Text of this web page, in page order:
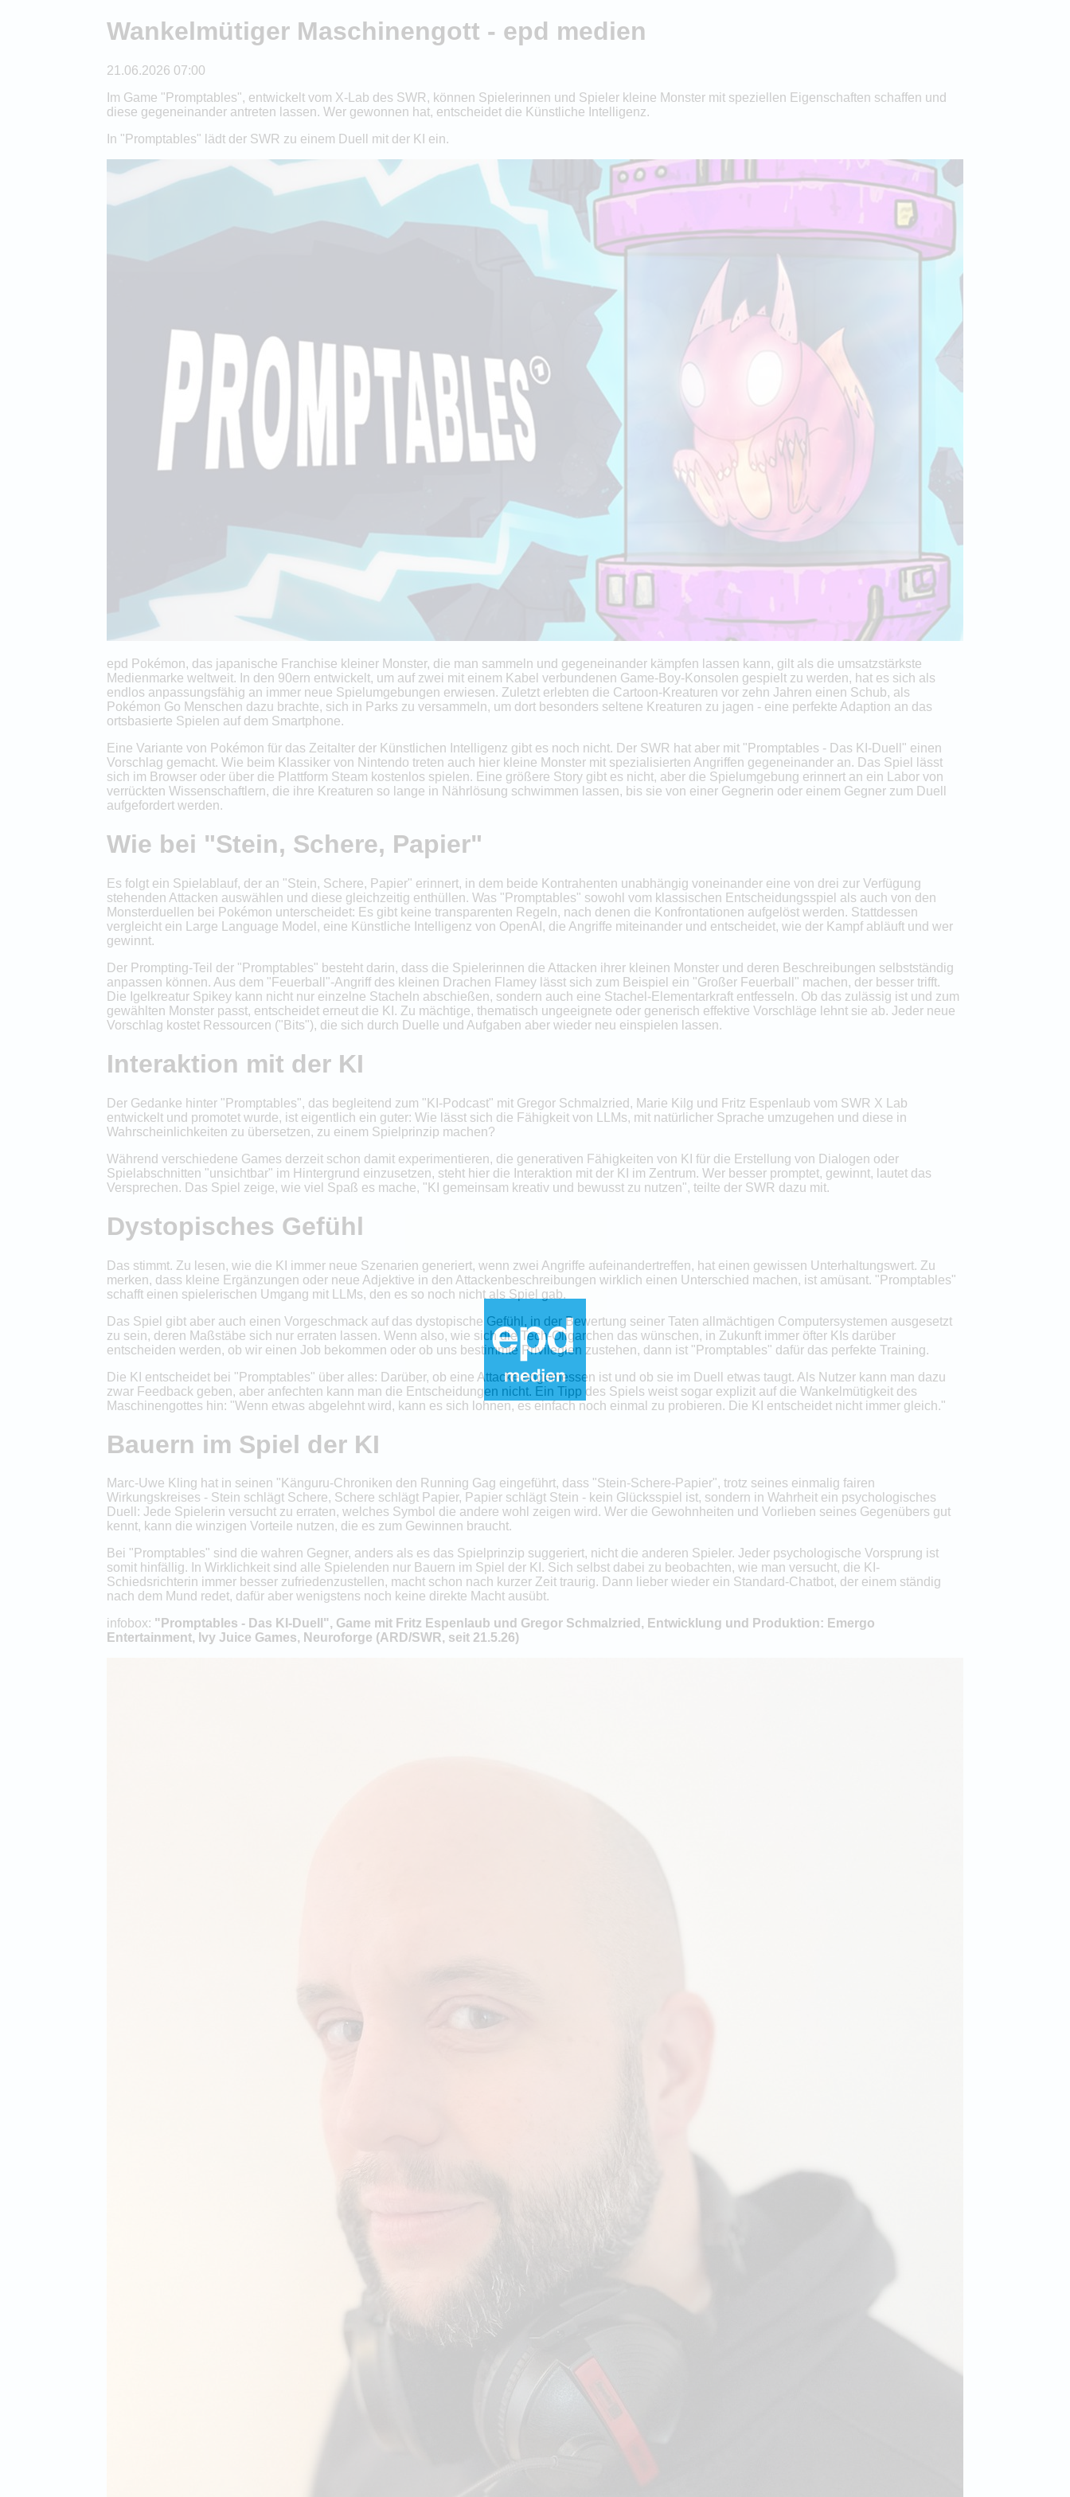
Wankelmütiger Maschinengott - epd medien
21.06.2026 07:00
Im Game "Promptables", entwickelt vom X-Lab des SWR, können Spielerinnen und Spieler kleine Monster mit speziellen Eigenschaften schaffen und
diese gegeneinander antreten lassen. Wer gewonnen hat, entscheidet die Künstliche Intelligenz.
In "Promptables" lädt der SWR zu einem Duell mit der KI ein.
epd Pokémon, das japanische Franchise kleiner Monster, die man sammeln und gegeneinander kämpfen lassen kann, gilt als die umsatzstärkste
Medienmarke weltweit. In den 90ern entwickelt, um auf zwei mit einem Kabel verbundenen Game-Boy-Konsolen gespielt zu werden, hat es sich als
endlos anpassungsfähig an immer neue Spielumgebungen erwiesen. Zuletzt erlebten die Cartoon-Kreaturen vor zehn Jahren einen Schub, als
Pokémon Go Menschen dazu brachte, sich in Parks zu versammeln, um dort besonders seltene Kreaturen zu jagen - eine perfekte Adaption an das
ortsbasierte Spielen auf dem Smartphone.
Eine Variante von Pokémon für das Zeitalter der Künstlichen Intelligenz gibt es noch nicht. Der SWR hat aber mit "Promptables - Das KI-Duell" einen
Vorschlag gemacht. Wie beim Klassiker von Nintendo treten auch hier kleine Monster mit spezialisierten Angriffen gegeneinander an. Das Spiel lässt
sich im Browser oder über die Plattform Steam kostenlos spielen. Eine größere Story gibt es nicht, aber die Spielumgebung erinnert an ein Labor von
verrückten Wissenschaftlern, die ihre Kreaturen so lange in Nährlösung schwimmen lassen, bis sie von einer Gegnerin oder einem Gegner zum Duell
aufgefordert werden.
Wie bei "Stein, Schere, Papier"
Es folgt ein Spielablauf, der an "Stein, Schere, Papier" erinnert, in dem beide Kontrahenten unabhängig voneinander eine von drei zur Verfügung
stehenden Attacken auswählen und diese gleichzeitig enthüllen. Was "Promptables" sowohl vom klassischen Entscheidungsspiel als auch von den
Monsterduellen bei Pokémon unterscheidet: Es gibt keine transparenten Regeln, nach denen die Konfrontationen aufgelöst werden. Stattdessen
vergleicht ein Large Language Model, eine Künstliche Intelligenz von OpenAI, die Angriffe miteinander und entscheidet, wie der Kampf abläuft und wer
gewinnt.
Der Prompting-Teil der "Promptables" besteht darin, dass die Spielerinnen die Attacken ihrer kleinen Monster und deren Beschreibungen selbstständig
anpassen können. Aus dem "Feuerball"-Angriff des kleinen Drachen Flamey lässt sich zum Beispiel ein "Großer Feuerball" machen, der besser trifft.
Die Igelkreatur Spikey kann nicht nur einzelne Stacheln abschießen, sondern auch eine Stachel-Elementarkraft entfesseln. Ob das zulässig ist und zum
gewählten Monster passt, entscheidet erneut die KI. Zu mächtige, thematisch ungeeignete oder generisch effektive Vorschläge lehnt sie ab. Jeder neue
Vorschlag kostet Ressourcen ("Bits"), die sich durch Duelle und Aufgaben aber wieder neu einspielen lassen.
Interaktion mit der KI
Der Gedanke hinter "Promptables", das begleitend zum "KI-Podcast" mit Gregor Schmalzried, Marie Kilg und Fritz Espenlaub vom SWR X Lab
entwickelt und promotet wurde, ist eigentlich ein guter: Wie lässt sich die Fähigkeit von LLMs, mit natürlicher Sprache umzugehen und diese in
Wahrscheinlichkeiten zu übersetzen, zu einem Spielprinzip machen?
Während verschiedene Games derzeit schon damit experimentieren, die generativen Fähigkeiten von KI für die Erstellung von Dialogen oder
Spielabschnitten "unsichtbar" im Hintergrund einzusetzen, steht hier die Interaktion mit der KI im Zentrum. Wer besser promptet, gewinnt, lautet das
Versprechen. Das Spiel zeige, wie viel Spaß es mache, "KI gemeinsam kreativ und bewusst zu nutzen", teilte der SWR dazu mit.
Dystopisches Gefühl
Das stimmt. Zu lesen, wie die KI immer neue Szenarien generiert, wenn zwei Angriffe aufeinandertreffen, hat einen gewissen Unterhaltungswert. Zu
merken, dass kleine Ergänzungen oder neue Adjektive in den Attackenbeschreibungen wirklich einen Unterschied machen, ist amüsant. "Promptables"
schafft einen spielerischen Umgang mit LLMs, den es so noch nicht als Spiel gab.
Das Spiel gibt aber auch einen Vorgeschmack auf das dystopische Gefühl, in der Bewertung seiner Taten allmächtigen Computersystemen ausgesetzt
zu sein, deren Maßstäbe sich nur erraten lassen. Wenn also, wie sich die Tech-Oligarchen das wünschen, in Zukunft immer öfter KIs darüber
entscheiden werden, ob wir einen Job bekommen oder ob uns bestimmte Privilegien zustehen, dann ist "Promptables" dafür das perfekte Training.
Die KI entscheidet bei "Promptables" über alles: Darüber, ob eine Attacke angemessen ist und ob sie im Duell etwas taugt. Als Nutzer kann man dazu
zwar Feedback geben, aber anfechten kann man die Entscheidungen nicht. Ein Tipp des Spiels weist sogar explizit auf die Wankelmütigkeit des
Maschinengottes hin: "Wenn etwas abgelehnt wird, kann es sich lohnen, es einfach noch einmal zu probieren. Die KI entscheidet nicht immer gleich."
Bauern im Spiel der KI
Marc-Uwe Kling hat in seinen "Känguru-Chroniken den Running Gag eingeführt, dass "Stein-Schere-Papier", trotz seines einmalig fairen
Wirkungskreises - Stein schlägt Schere, Schere schlägt Papier, Papier schlägt Stein - kein Glücksspiel ist, sondern in Wahrheit ein psychologisches
Duell: Jede Spielerin versucht zu erraten, welches Symbol die andere wohl zeigen wird. Wer die Gewohnheiten und Vorlieben seines Gegenübers gut
kennt, kann die winzigen Vorteile nutzen, die es zum Gewinnen braucht.
Bei "Promptables" sind die wahren Gegner, anders als es das Spielprinzip suggeriert, nicht die anderen Spieler. Jeder psychologische Vorsprung ist
somit hinfällig. In Wirklichkeit sind alle Spielenden nur Bauern im Spiel der KI. Sich selbst dabei zu beobachten, wie man versucht, die KI-
Schiedsrichterin immer besser zufriedenzustellen, macht schon nach kurzer Zeit traurig. Dann lieber wieder ein Standard-Chatbot, der einem ständig
nach dem Mund redet, dafür aber wenigstens noch keine direkte Macht ausübt.
infobox: "Promptables - Das KI-Duell", Game mit Fritz Espenlaub und Gregor Schmalzried, Entwicklung und Produktion: Emergo
Entertainment, Ivy Juice Games, Neuroforge (ARD/SWR, seit 21.5.26)